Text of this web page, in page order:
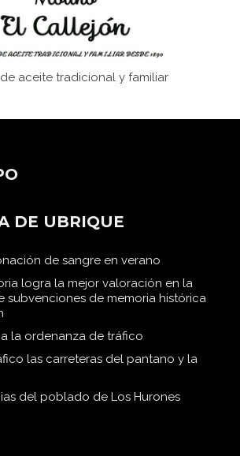
aceite tradicional y familiar
DE UBRIQUE
de sangre en verano
logra la mejor valoración en la
subvenciones de memoria histórica
la ordenanza de tráfico
las carreteras del pantano y la
del poblado de Los Hurones